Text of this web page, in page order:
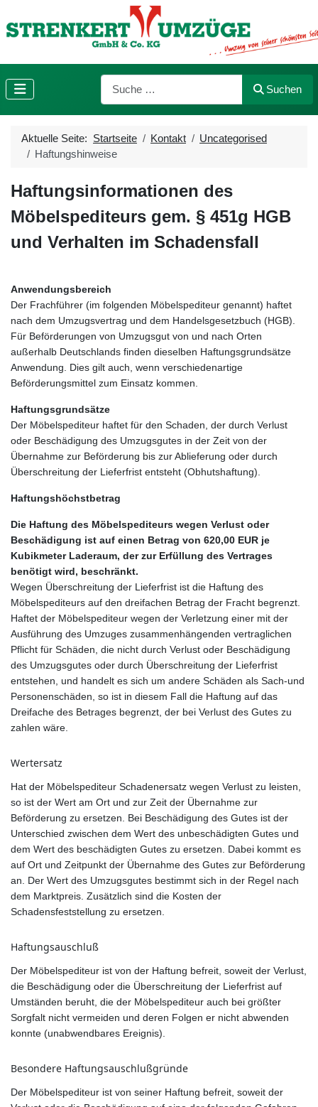
Suchen
Suchen
Aktuelle Seite: Startseite Kontakt
Uncategorised
Haftungshinweise
Haftungsinformationen des
Möbelspediteurs gem. § 451g HGB
und Verhalten im Schadensfall
Anwendungsbereich
Der Frachführer (im folgenden Möbelspediteur genannt) haftet
nach dem Umzugsvertrag und dem Handelsgesetzbuch (HGB).
Für Beförderungen von Umzugsgut von und nach Orten
außerhalb Deutschlands finden dieselben Haftungsgrundsätze
Anwendung. Dies gilt auch, wenn verschiedenartige
Beförderungsmittel zum Einsatz kommen.
Haftungsgrundsätze
Der Möbelspediteur haftet für den Schaden, der durch Verlust
oder Beschädigung des Umzugsgutes in der Zeit von der
Übernahme zur Beförderung bis zur Ablieferung oder durch
Überschreitung der Lieferfrist entsteht (Obhutshaftung).
Haftungshöchstbetrag
Die Haftung des Möbelspediteurs wegen Verlust oder
Beschädigung ist auf einen Betrag von 620,00 EUR je
Kubikmeter Laderaum, der zur Erfüllung des Vertrages
benötigt wird, beschränkt.
Wegen Überschreitung der Lieferfrist ist die Haftung des
Möbelspediteurs auf den dreifachen Betrag der Fracht begrenzt.
Haftet der Möbelspediteur wegen der Verletzung einer mit der
Ausführung des Umzuges zusammenhängenden vertraglichen
Pflicht für Schäden, die nicht durch Verlust oder Beschädigung
des Umzugsgutes oder durch Überschreitung der Lieferfrist
entstehen, und handelt es sich um andere Schäden als Sach-und
Personenschäden, so ist in diesem Fall die Haftung auf das
Dreifache des Betrages begrenzt, der bei Verlust des Gutes zu
zahlen wäre.
Wertersatz
Hat der Möbelspediteur Schadenersatz wegen Verlust zu leisten,
so ist der Wert am Ort und zur Zeit der Übernahme zur
Beförderung zu ersetzen. Bei Beschädigung des Gutes ist der
Unterschied zwischen dem Wert des unbeschädigten Gutes und
dem Wert des beschädigten Gutes zu ersetzen. Dabei kommt es
auf Ort und Zeitpunkt der Übernahme des Gutes zur Beförderung
an. Der Wert des Umzugsgutes bestimmt sich in der Regel nach
dem Marktpreis. Zusätzlich sind die Kosten der
Schadensfeststellung zu ersetzen.
Haftungsauschluß
Der Möbelspediteur ist von der Haftung befreit, soweit der Verlust,
die Beschädigung oder die Überschreitung der Lieferfrist auf
Umständen beruht, die der Möbelspediteur auch bei größter
Sorgfalt nicht vermeiden und deren Folgen er nicht abwenden
konnte (unabwendbares Ereignis).
Besondere Haftungsauschlußgründe
Der Möbelspediteur ist von seiner Haftung befreit, soweit der